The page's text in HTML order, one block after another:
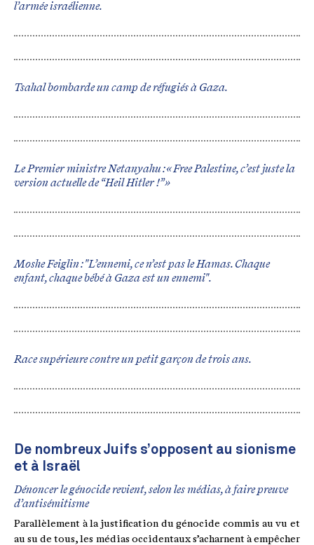
l’armée israélienne.
Tsahal bombarde un camp de réfugiés à Gaza.
Le Premier ministre Netanyahu : « Free Palestine, c’est juste la
version actuelle de “Heil Hitler !” »
Moshe Feiglin : "L’ennemi, ce n’est pas le Hamas. Chaque
enfant, chaque bébé à Gaza est un ennemi".
Race supérieure contre un petit garçon de trois ans.
De nombreux Juifs s’opposent au sionisme
et à Israël
Dénoncer le génocide revient, selon les médias, à faire preuve
d’antisémitisme
Parallèlement à la justification du génocide commis au vu et
au su de tous, les médias occidentaux s’acharnent à empêcher